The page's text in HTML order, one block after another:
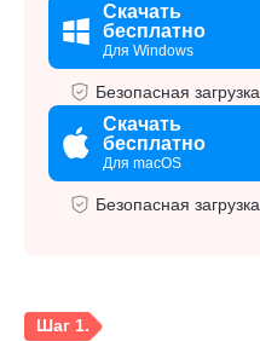
Скачать
бесплатно
Для Windows
Безопасная загрузка
Скачать
бесплатно
Для macOS
Безопасная загрузка